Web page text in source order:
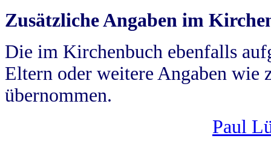
Zusätzliche Angaben im
Die im Kirchenbuch ebenfalls
Eltern oder weitere Angaben wie
übernommen.
Paul